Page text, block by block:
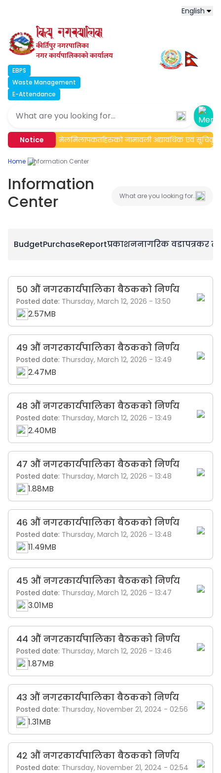
English
कीर्तिपुर नगरपालिका
नगर कार्यपालिकाको कार्यालय
EBPS
Waste Management
E-Attendance
Notice
सूचना। मेलमिलापकर्ताहरुको नामावली अद्यावधिक एवं सूचिकृत
Home Information Center
Information
Center
BudgetPurchaseReportप्रकाशननागरिक वडापत्रकर
५० औं नगरकार्यपालिका बैठकको निर्णय
Posted date: Thursday, March 12, 2026 - 13:50
2.57MB
४९ औं नगरकार्यपालिका बैठकको निर्णय
Posted date: Thursday, March 12, 2026 - 13:49
2.47MB
४८ औं नगरकार्यपालिका बैठकको निर्णय
Posted date: Thursday, March 12, 2026 - 13:49
2.40MB
४७ औं नगरकार्यपालिका बैठकको निर्णय
Posted date: Thursday, March 12, 2026 - 13:48
1.88MB
४६ औं नगरकार्यपालिका बैठकको निर्णय
Posted date: Thursday, March 12, 2026 - 13:48
11.49MB
४५ औं नगरकार्यपालिका बैठकको निर्णय
Posted date: Thursday, March 12, 2026 - 13:47
3.01MB
४४ औं नगरकार्यपालिका बैठकको निर्णय
Posted date: Thursday, March 12, 2026 - 13:46
1.87MB
४३ औं नगरकार्यपालिका बैठकको निर्णय
Posted date: Thursday, November 21, 2024 - 02:56
1.31MB
४२ औं नगरकार्यपालिका बैठकको निर्णय
Posted date: Thursday, November 21, 2024 - 02:54